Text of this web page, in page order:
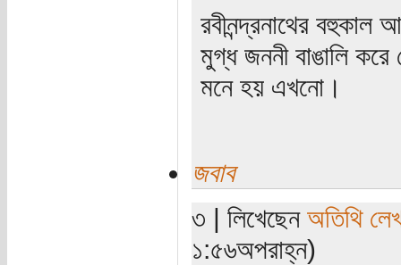
রবীনন্দ্রনাথের বহুকাল
মুগ্ধ জননী বাঙালি
মনে হয় এখনো।
জবাব
৩ | লিখেছেন অতিথি
১:৫৬অপরাহ্ন)